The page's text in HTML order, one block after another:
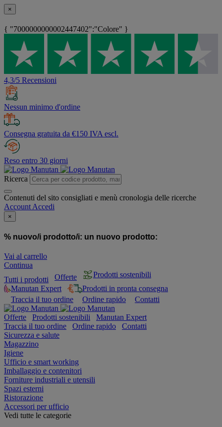
×
{ "7000000000002447402":"Colore" }
4,3/5 Recensioni
Nessun minimo d'ordine
Consegna gratuita da €150 IVA escl.
Reso entro 30 giorni
Ricerca
Contenuti del sito consigliati e menù cronologia delle ricerche
Account Accedi
×
% nuovo/i prodotto/i: un nuovo prodotto:
Vai al carrello
Continua
Tutti i prodotti
Offerte
Prodotti sostenibili
Manutan Expert
Prodotti in pronta consegna
Traccia il tuo ordine
Ordine rapido Contatti
Offerte Prodotti sostenibili
Manutan Expert
Traccia il tuo ordine
Ordine rapido
Contatti
Sicurezza e salute
Magazzino
Igiene
Ufficio e smart working
Imballaggio e contenitori
Forniture industriali e utensili
Spazi esterni
Ristorazione
Accessori per ufficio
Vedi tutte le categorie